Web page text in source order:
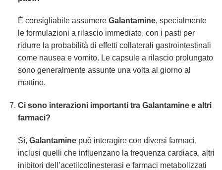
È consigliabile assumere Galantamine, specialmente
le formulazioni a rilascio immediato, con i pasti per
ridurre la probabilità di effetti collaterali gastrointestinali
come nausea e vomito. Le capsule a rilascio prolungato
sono generalmente assunte una volta al giorno al
mattino.
Ci sono interazioni importanti tra Galantaminee altri
farmaci?
Sì, Galantaminepuò interagire con diversi farmaci,
inclusi quelli che influenzano la frequenza cardiaca, altri
inibitori dell’acetilcolinesterasi e farmaci metabolizzati